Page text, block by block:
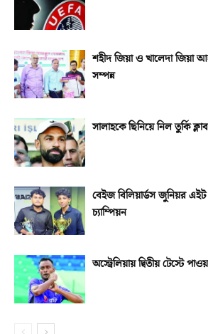
শহীদ জিয়া ও খালেদা জিয়া
সম্পন্ন
সালাহকে ছিনিয়ে নিল তুর্কি
বেইজ বিলিয়ার্ডস জুনিয়র এইট
চ্যাম্পিয়ন
অস্ট্রেলিয়ায় দ্বিতীয় টেস্টে